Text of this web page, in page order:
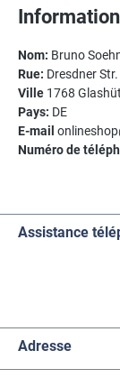
Nom: Bruno
Rue: Dresdner
Ville 1768
Pays: DE
E-mail
Numéro de
Assistance
Adresse